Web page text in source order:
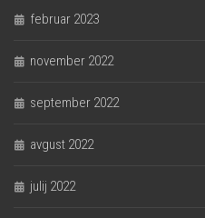
februar 2023
november 2022
september 2022
avgust 2022
julij 2022